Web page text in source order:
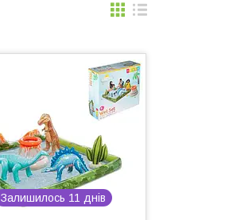
Залишилось 11 днів